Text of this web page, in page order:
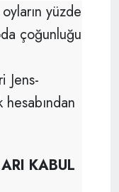
yüzde
çoğunluğu
Jens-
KABUL